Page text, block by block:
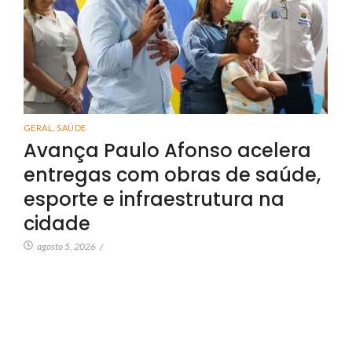
GERAL SAÚDE
Avança Paulo Afonso acelera
entregas com obras de saúde,
esporte e infraestrutura na
cidade
agosto 5, 2026 /